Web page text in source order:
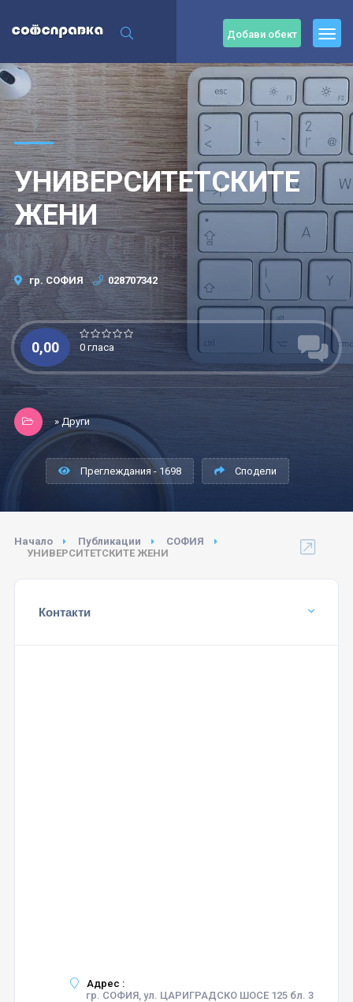
Добави обект
УНИВЕРСИТЕТСКИТЕ
ЖЕНИ
гр. СОФИЯ 028707342
0,00 0 гласа
» Други
Преглеждания - 1698 Сподели
Начало Публикации
СОФИЯ
УНИВЕРСИТЕТСКИТЕ ЖЕНИ
Контакти
Адрес :
гр. СОФИЯ, ул. ЦАРИГРАДСКО ШОСЕ 125 бл. 3